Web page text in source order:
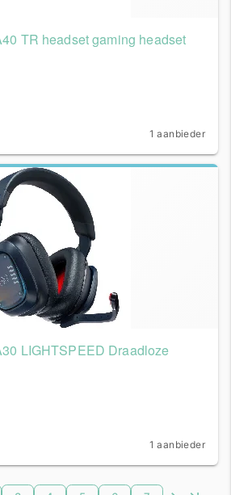
TR headset gaming headset
1 aanbieder
LIGHTSPEED Draadloze
1 aanbieder